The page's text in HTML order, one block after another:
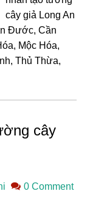
cây giả Long An
Đước, Cần
Mộc Hóa,
Thủ Thừa,
cây
0 Comment